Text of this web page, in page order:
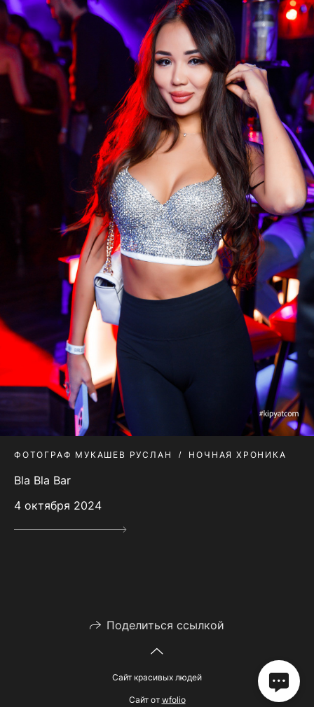
ФОТОГРАФ МУКАШЕВ РУСЛАН НОЧНАЯ ХРОНИКА
Bla Bla Bar
4 октября 2024
Поделиться ссылкой
Сайт красивых людей
Сайт от wfolio